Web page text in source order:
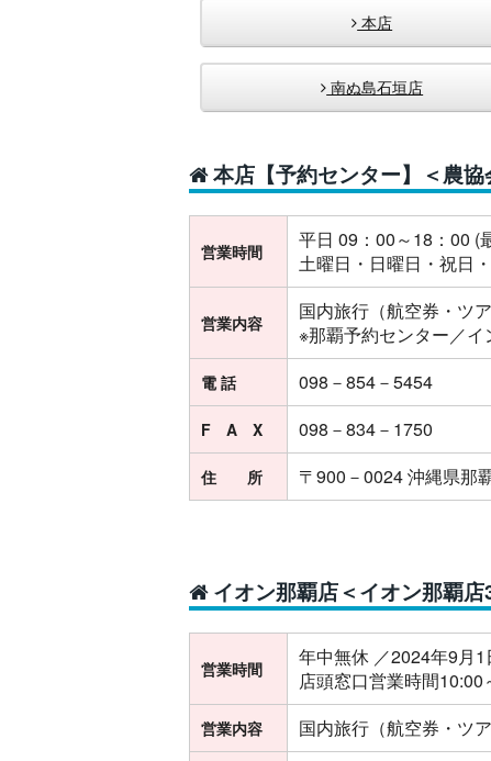
本店
南ぬ島石垣店
本店【予約センター】＜農協
営業時間
平日 09：00～18：00 (
土曜日・日曜日・祝日
営業内容
国内旅行（航空券・ツ
※那覇予約センター／
電 話 098－854－5454
F A X 098－834－1750
住 所 〒900－0024 沖縄県那
イオン那覇店＜イオン那覇店
営業時間
年中無休 ／2024年9月
店頭窓口営業時間
営業内容 国内旅行（航空券・ツ